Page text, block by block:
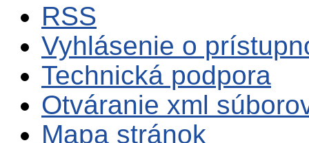
RSS
Vyhlásenie o
Technická podpora
Otváranie xml
Mapa stránok